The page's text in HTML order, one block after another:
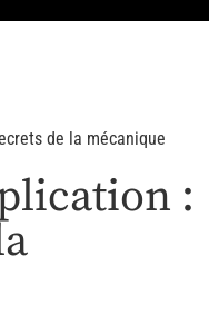
de la mécanique
: